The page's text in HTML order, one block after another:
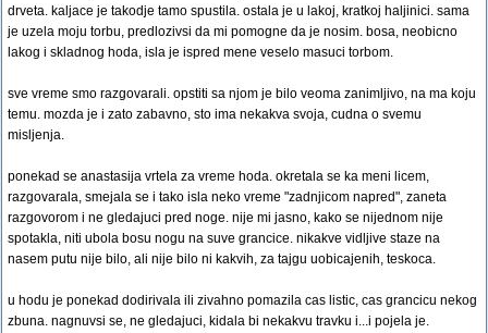
drveta. kaljace je takodje tamo spustila. ostala je u lakoj, kratkoj haljinici. sama
je uzela moju torbu, predlozivsi da mi pomogne da je nosim. bosa, neobicno
lakog i skladnog hoda, isla je ispred mene veselo masuci torbom.
sve vreme smo razgovarali. opstiti sa njom je bilo veoma zanimljivo, na ma koju
temu. mozda je i zato zabavno, sto ima nekakva svoja, cudna o svemu
misljenja.
ponekad se anastasija vrtela za vreme hoda. okretala se ka meni licem,
razgovarala, smejala se i tako isla neko vreme "zadnjicom napred", zaneta
razgovorom i ne gledajuci pred noge. nije mi jasno, kako se nijednom nije
spotakla, niti ubola bosu nogu na suve grancice. nikakve vidljive staze na
nasem putu nije bilo, ali nije bilo ni kakvih, za tajgu uobicajenih, teskoca.
u hodu je ponekad dodirivala ili zivahno pomazila cas listic, cas grancicu nekog
zbuna. nagnuvsi se, ne gledajuci, kidala bi nekakvu travku i...i pojela je.